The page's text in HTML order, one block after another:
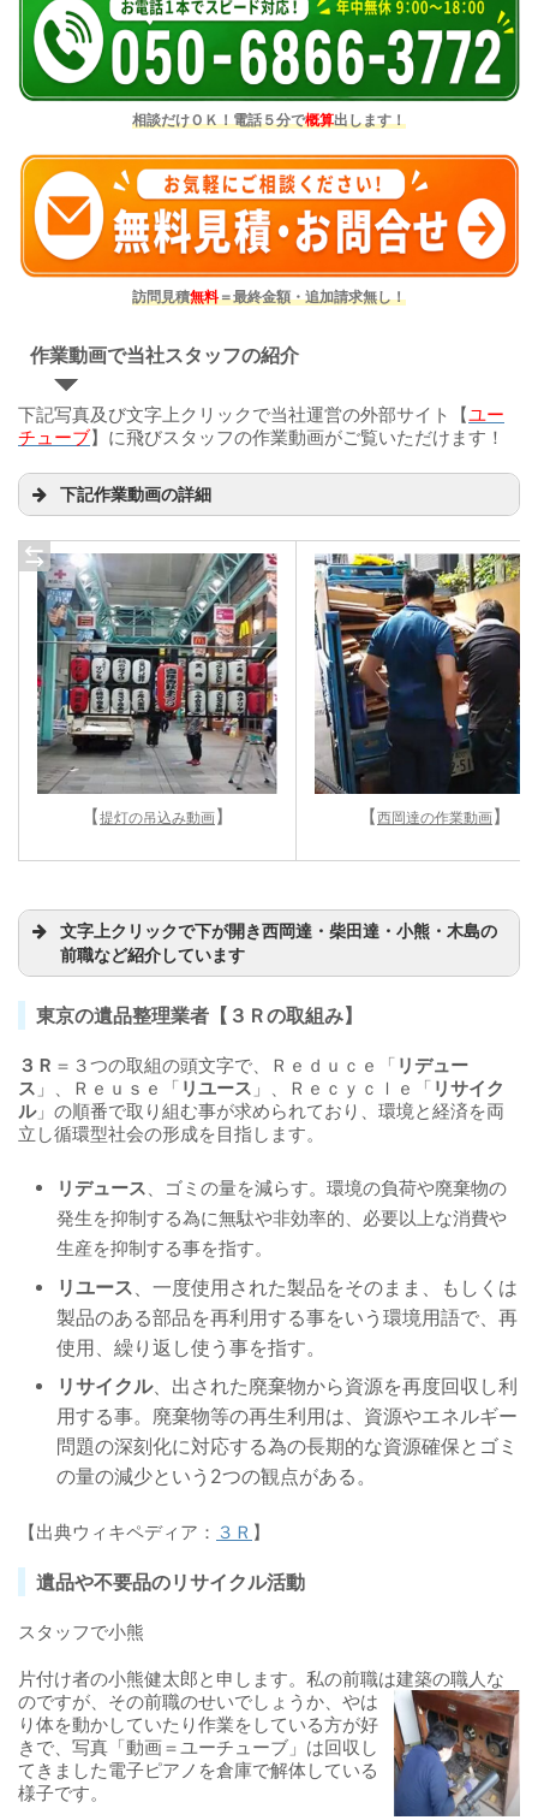
相談だけＯＫ！電話５分で概算出します！
訪問見積無料＝最終金額・追加請求無し！
作業動画で当社スタッフの紹介
下記写真及び文字上クリックで当社運営の外部サイト【ユー
チューブ】に飛びスタッフの作業動画がご覧いただけます！
下記作業動画の詳細
【提灯の吊込み動画】 【西岡達の作業動画】
文字上クリックで下が開き西岡達・柴田達・小熊・木島の
前職など紹介しています
東京の遺品整理業者【３Ｒの取組み】
３Ｒ ＝３つの取組の頭文字で、Ｒｅｄｕｃｅ「 リデュー
ス 」、Ｒｅｕｓｅ「 リユース 」、Ｒｅｃｙｃｌｅ「 リサイク
ル」の順番で取り組む事が求められており、環境と経済を両
立し循環型社会の形成を目指します。
リデュース、ゴミの量を減らす。環境の負荷や廃棄物の
発生を抑制する為に無駄や非効率的、必要以上な消費や
生産を抑制する事を指す。
リユース 、一度使用された製品をそのまま、もしくは
製品のある部品を再利用する事をいう環境用語で、再
使用、繰り返し使う事を指す。
リサイクル、出された廃棄物から資源を再度回収し利
用する事。廃棄物等の再生利用は、資源やエネルギー
問題の深刻化に対応する為の長期的な資源確保とゴミ
の量の減少という2つの観点がある。
【出典ウィキペディア： ３Ｒ 】
遺品や不要品のリサイクル活動
スタッフで小熊
片付け者の小熊健太郎と申します。私の前職は建築の職人な
のですが、その前職のせいでしょ うか、やは
り体を動かしていたり作業をしている方が好
きで、写真「動画＝ユーチューブ」は回収し
てきました電子ピアノを倉庫で解体している
様子です。